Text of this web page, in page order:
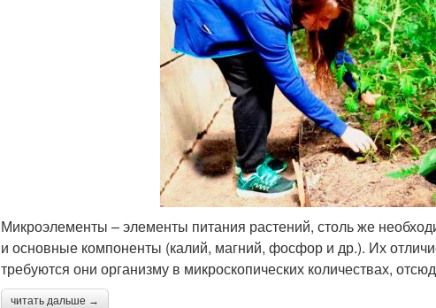
Микроэлементы – элементы питания растений, столь же
и основные компоненты (калий, магний, фосфор и др.). Их
требуются они организму в микроскопических количествах,
читать дальше →